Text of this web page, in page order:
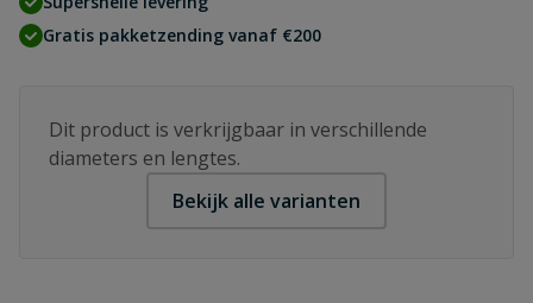
Gratis pakketzending vanaf €200
Dit product is verkrijgbaar in verschillende
diameters en lengtes.
Bekijk alle varianten